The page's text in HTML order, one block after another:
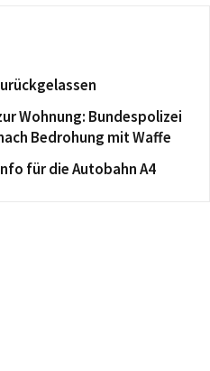
Wohnung: Bundespolizei
Bedrohung mit Waffe
für die Autobahn A4